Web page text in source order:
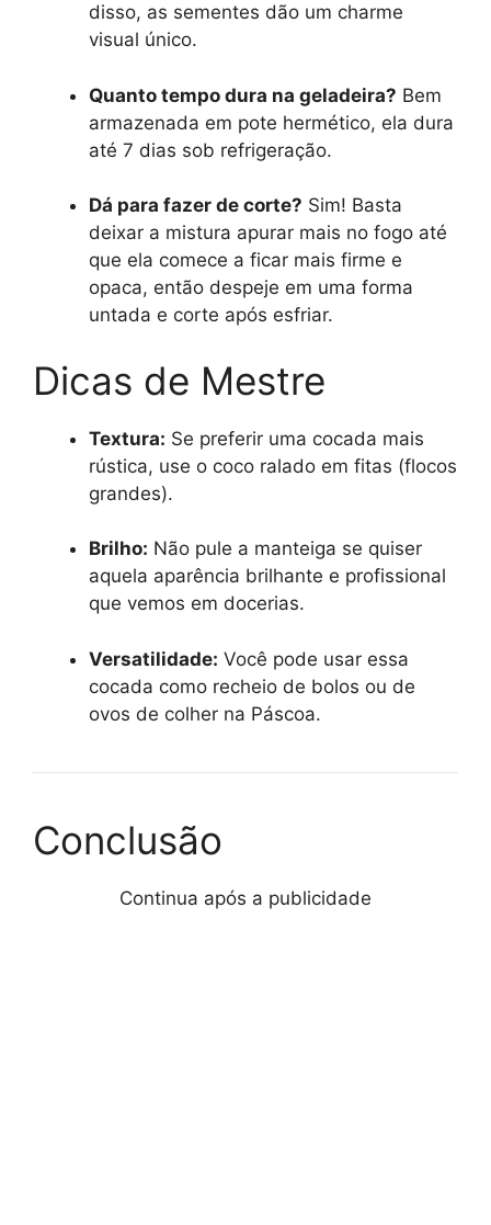
disso, as sementes dão um charme
visual único.
Quanto tempo dura na geladeira? Bem
armazenada em pote hermético, ela dura
até 7 dias sob refrigeração.
Dá para fazer de corte? Sim! Basta
deixar a mistura apurar mais no fogo até
que ela comece a ficar mais firme e
opaca, então despeje em uma forma
untada e corte após esfriar.
Dicas de Mestre
Textura: Se preferir uma cocada mais
rústica, use o coco ralado em fitas (flocos
grandes).
Brilho: Não pule a manteiga se quiser
aquela aparência brilhante e profissional
que vemos em docerias.
Versatilidade: Você pode usar essa
cocada como recheio de bolos ou de
ovos de colher na Páscoa.
Conclusão
Continua após a publicidade